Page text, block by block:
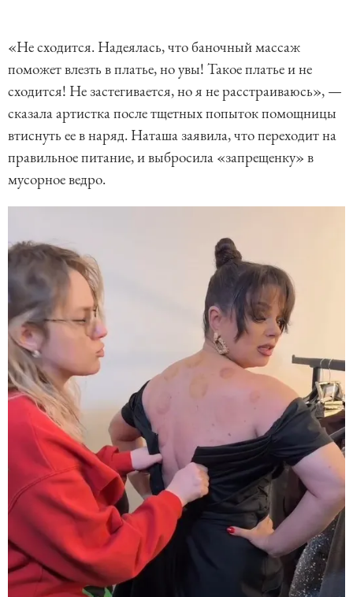
«Не сходится. Надеялась, что баночный массаж
поможет влезть в платье, но увы! Такое платье и не
сходится! Не застегивается, но я не расстраиваюсь», —
сказала артистка после тщетных попыток помощницы
втиснуть ее в наряд. Наташа заявила, что переходит на
правильное питание, и выбросила «запрещенку» в
мусорное ведро.